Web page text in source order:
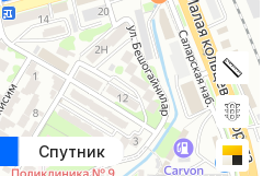
Спутник